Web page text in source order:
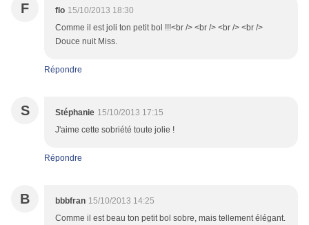
F flo 15/10/2013 18:30
Comme il est joli ton petit bol !!!<br /> <br /> <br /> <br />
Douce nuit Miss.
Répondre
S Stéphanie 15/10/2013 17:15
J'aime cette sobriété toute jolie !
Répondre
B bbbfran 15/10/2013 14:25
Comme il est beau ton petit bol sobre, mais tellement élégant.